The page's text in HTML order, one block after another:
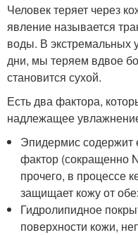
Человек теряет через
явление называется
воды. В экстремальных
дни, мы теряем вдвое
становится сухой.
Есть два фактора,
надлежащее
Эпидермис
фактор (сокращенно
прочего, в процессе
защищает кожу от
Гидролипидное
поверхности кожи,